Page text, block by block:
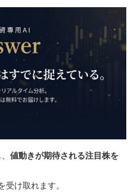
値動きが期待される注目株を
け取れます。